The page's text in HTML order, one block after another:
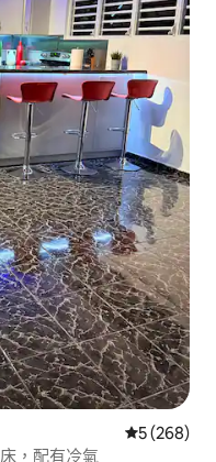
從 268 則評
5 (268)
，配有冷氣